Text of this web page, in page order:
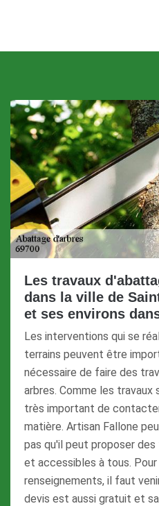
Les travaux
dans la ville de
et ses environs
Les interventions qui se
terrains peuvent être
nécessaire de faire des
arbres. Comme les
très important de
matière. Artisan Fallone
pas qu'il peut proposer
et accessibles à tous.
renseignements, il faut
devis est aussi gratuit et